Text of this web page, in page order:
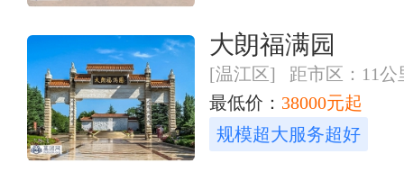
大朗福满园
[温江区] 距市区：11公
最低价： 38000元起
规模超大服务超好